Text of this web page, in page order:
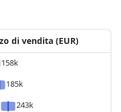
di vendita (EUR)
158k
185k
243k